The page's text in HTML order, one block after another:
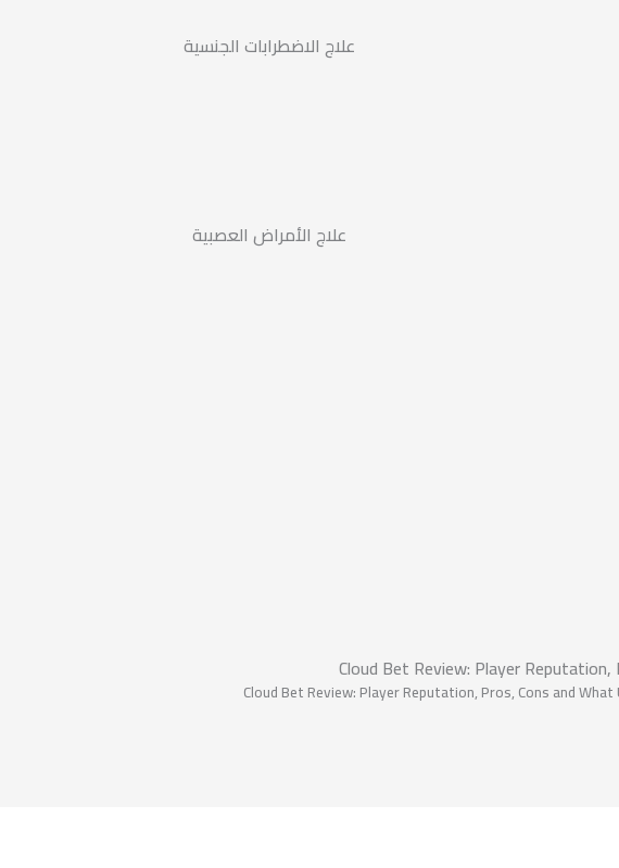
علاج الاضطرابات الجنسية
علاج الأمراض العصبية
Cloud Bet Review: Player
Cloud Bet Review: Player Reputation, Pros, Cons and